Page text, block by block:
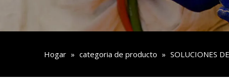
Hogar » categoria de producto » SOLUCIONES